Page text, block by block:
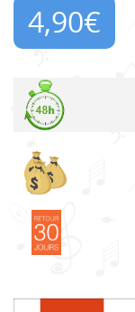
4,90€